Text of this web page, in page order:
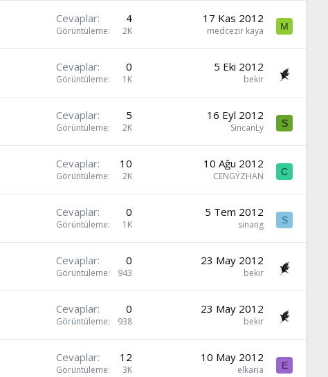
Cevaplar 4
Görüntüleme 2K
17 Kas 2012
medcezir kaya M
Cevaplar 0
Görüntüleme 1K
5 Eki 2012
bekir
Cevaplar 5
Görüntüleme 2K
16 Eyl 2012
SincanLy S
Cevaplar 10
Görüntüleme 2K
10 Ağu 2012
CENGÝZHAN C
Cevaplar 0
Görüntüleme 1K
5 Tem 2012
sinang S
Cevaplar 0
Görüntüleme 943
23 May 2012
bekir
Cevaplar 0
Görüntüleme 938
23 May 2012
bekir
Cevaplar 12
Görüntüleme 3K
10 May 2012
elkaria E